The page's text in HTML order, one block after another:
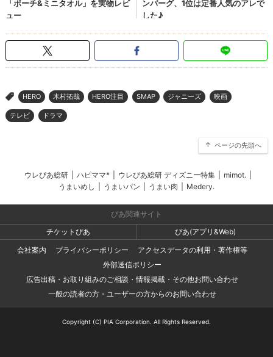
> HERO 木村拓哉 HERO注目 SMAP ジャニーズ 映画
テレビ ドラマ
ページの先頭へ
ウレぴあ総研 ハピママ* ウレぴあ総研 ディズニー特集 mimot.
うまいめし
うまいパン うまい肉 Medery.
ぴあ関連サイト
チケットぴあ
ぴあ(アプリ&Web)
会社案内
プライバシーポリシー
アクセスデータの利用・著作権等
外部送信ポリシー
広告出稿・お取り組みのご相談・情報掲載・その他お問い合わせ
一般の読者の方・ユーザーの方からのお問い合わせ
Copyright (C) PIA Corporation. All Rights Reserved.